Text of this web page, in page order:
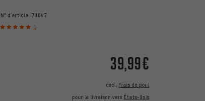
N° d'article: 71047
1
39,99€
excl. frais de port
pour la livraison vers États-Unis